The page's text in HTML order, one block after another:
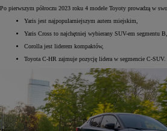
Po pierwszym półroczu 2023 roku 4 modele Toyoty prowadzą w
Yaris jest najpopularniejszym autem miejskim,
Yaris Cross to najchętniej wybierany SUV-em segmentu B,
Corolla jest liderem kompaktów,
Toyota C-HR zajmuje pozycję lidera w segmencie C-SUV.